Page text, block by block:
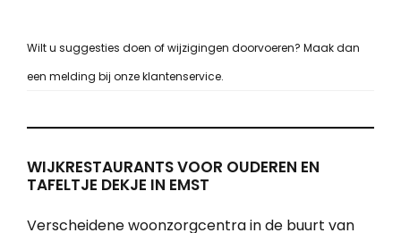
Wilt u suggesties doen of wijzigingen doorvoeren? Maak dan
een melding bij onze klantenservice.
WIJKRESTAURANTS VOOR OUDEREN EN
TAFELTJE DEKJE IN EMST
Verscheidene woonzorgcentra in de buurt van